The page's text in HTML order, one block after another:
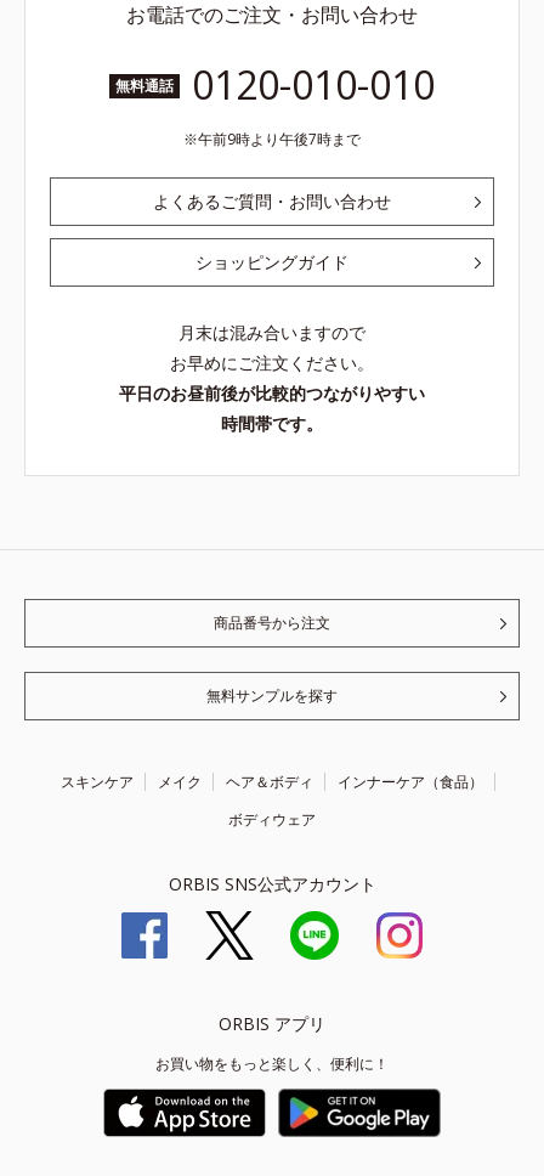
お電話でのご注文・お問い合わせ
無料通話 0120-010-010
午前9時より午後7時まで
よくあるご質問・お問い合わせ
ショッピングガイド
月末は混み合いますので
お早めにご注文ください。
平日のお昼前後が比較的つながりやすい
時間帯です。
商品番号から注文
無料サンプルを探す
スキンケア メイク ヘア＆ボディ
インナーケア（食品）
ボディウェア
ORBIS SNS公式アカウント
ORBIS アプリ
お買い物をもっと楽しく、便利に！